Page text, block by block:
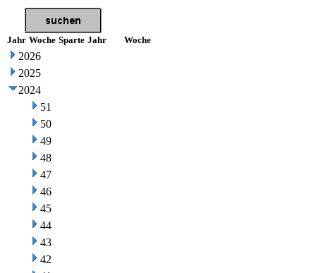
Jahr Woche Sparte Jahr Woche
2026
2025
2024
51
50
49
48
47
46
45
44
43
42